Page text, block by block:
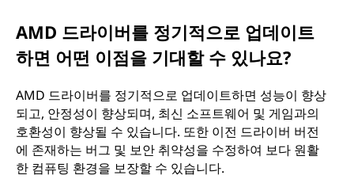
이
유
는
무
AMD 드라이버를 정기적으로 업데이트
하면 어떤 이점을 기대할 수 있나요?
AMD 드라이버를 정기적으로 업데이트하면 성능이 향상
되고, 안정성이 향상되며, 최신 소프트웨어 및 게임과의
호환성이 향상될 수 있습니다. 또한 이전 드라이버 버전
에 존재하는 버그 및 보안 취약성을 수정하여 보다 원활
한 컴퓨팅 환경을 보장할 수 있습니다.